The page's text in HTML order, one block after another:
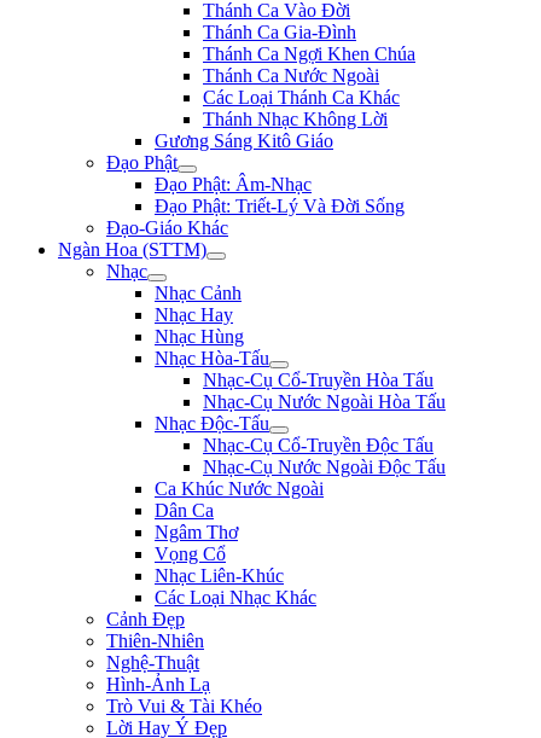
Thánh Ca Vào Đời
Thánh Ca Gia-Đình
Thánh Ca Ngợi Khen Chúa
Thánh Ca Nước Ngoài
Các Loại Thánh Ca Khác
Thánh Nhạc Không Lời
Gương Sáng Kitô Giáo
Đạo Phật
Đạo Phật: Âm-Nhạc
Đạo Phật: Triết-Lý Và Đời Sống
Đạo-Giáo Khác
Ngàn Hoa (STTM)
Nhạc
Nhạc Cảnh
Nhạc Hay
Nhạc Hùng
Nhạc Hòa-Tấu
Nhạc-Cụ Cổ-Truyền Hòa Tấu
Nhạc-Cụ Nước Ngoài Hòa Tấu
Nhạc Độc-Tấu
Nhạc-Cụ Cổ-Truyền Độc Tấu
Nhạc-Cụ Nước Ngoài Độc Tấu
Ca Khúc Nước Ngoài
Dân Ca
Ngâm Thơ
Vọng Cổ
Nhạc Liên-Khúc
Các Loại Nhạc Khác
Cảnh Đẹp
Thiên-Nhiên
Nghệ-Thuật
Hình-Ảnh Lạ
Trò Vui & Tài Khéo
Lời Hay Ý Đẹp